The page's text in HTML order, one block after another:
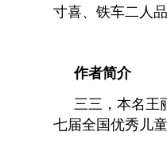
寸喜、铁车二人
作者简介
三三，本名王
七届全国优秀儿